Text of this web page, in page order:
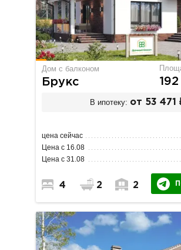
Дом с балконом
Брукс
В ипотеку: от 53 471
цена сейчас
Цена с 16.08
Цена с 31.08
4 2 2